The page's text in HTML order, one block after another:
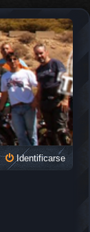
Identificarse